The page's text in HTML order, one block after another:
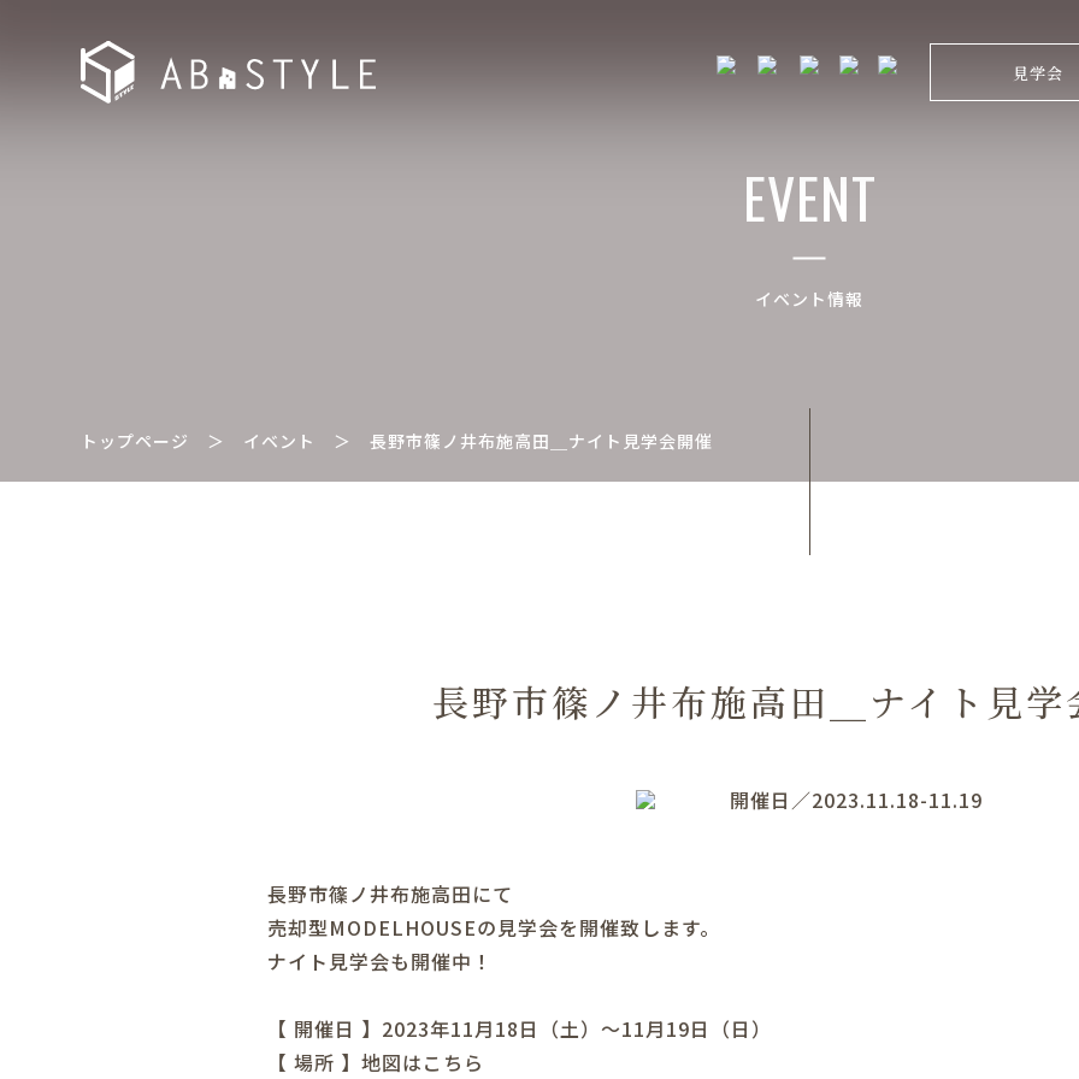
見学会
EVENT
イベント情報
トップページ ＞ イベント ＞長野市篠ノ井布施高田＿ナイト見学会開催
長野市篠ノ井布施高田＿ナイト見
開催日／2023.11.18-11.19
長野市篠ノ井布施高田にて
売却型MODELHOUSEの見学会を開催致します。
ナイト見学会も開催中！
【 開催日 】2023年11月18日（土）～11月19日（日）
【 場所 】 地図はこちら